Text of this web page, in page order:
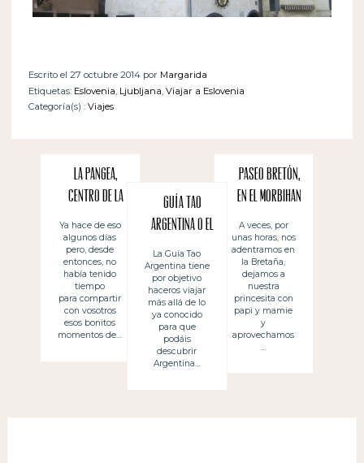
Escrito el 27 octubre 2014 por Margarida
Etiquetas: Eslovenia Ljubljana Viajar a Eslovenia
Categoría(s) : Viajes
La Pangea,
centro de la
Tierra -en
Valence
(Francia)
Ya hace de eso
algunos días
pero, desde
entonces, no
había tenido
tiempo
para compartir
con vosotros
esos bonitos
momentos de…
Guía Tao
Argentina o el
reto de viajar
de otra forma
La Guía Tao
Argentina tiene
por objetivo
haceros viajar
más allá de lo
ya conocido
para que
podáis
descubrir
Argentina…
Paseo bretón,
en el Morbihan
A veces, por
unas horas, nos
adentramos en
la Bretaña,
dejamos a
nuestra
princesita con
papi y mamie
y
aprovechamos
…